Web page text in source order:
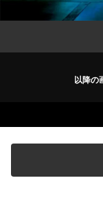
以降の